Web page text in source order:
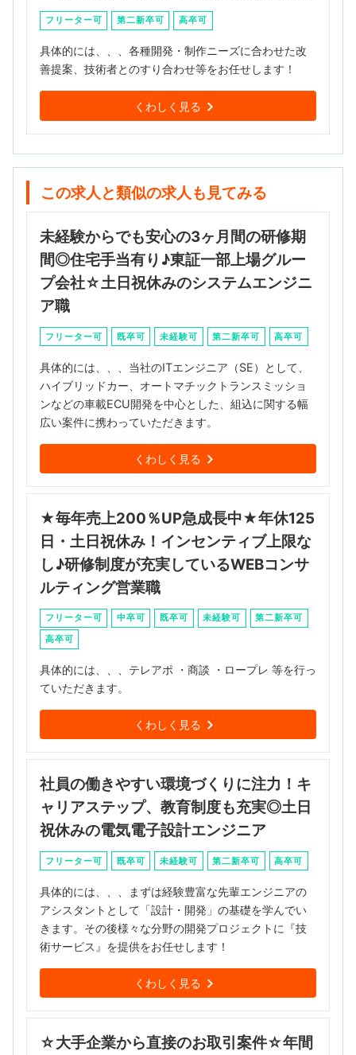
フリーター可 第二新卒可 高卒可
具体的には、、、各種開発・制作ニーズに合わせた改
善提案、技術者とのすり合わせ等をお任せします！
くわしく見る
この求人と類似の求人も見てみる
未経験からでも安心の3ヶ月間の研修期
間◎住宅手当有り♪東証一部上場グルー
プ会社☆土日祝休みのシステムエンジニ
ア職
フリーター可 既卒可 未経験可 第二新卒可 高卒可
具体的には、、、当社のITエンジニア（SE）として、
ハイブリッドカー、オートマチックトランスミッショ
ンなどの車載ECU開発を中心とした、組込に関する幅
広い案件に携わっていただきます。
くわしく見る
★毎年売上200％UP急成長中★年休125
日・土日祝休み！インセンティブ上限な
し♪研修制度が充実しているWEBコンサ
ルティング営業職
フリーター可 中卒可 既卒可 未経験可
第二新卒可
高卒可
具体的には、、、テレアポ ・商談 ・ロープレ 等を行っ
ていただきます。
くわしく見る
社員の働きやすい環境づくりに注力！キ
ャリアステップ、教育制度も充実◎土日
祝休みの電気電子設計エンジニア
フリーター可 既卒可 未経験可 第二新卒可 高卒可
具体的には、、、まずは経験豊富な先輩エンジニアの
アシスタントとして「設計・開発」の基礎を学んでい
きます。その後様々な分野の開発プロジェクトに『技
術サービス』を提供をお任せします！
くわしく見る
☆大手企業から直接のお取引案件☆年間